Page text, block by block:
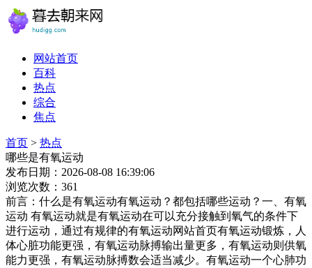
网站首页
百科
热点
综合
焦点
首页 > 热点
哪些是有氧运动
发布日期：2026-08-08 16:39:06
浏览次数：361
前言：什么是有氧运动有氧运动？都包括哪些运动？一、有氧
运动 有氧运动就是有氧运动在可以充分接触到氧气的条件下
进行运动，通过有规律的有氧运动网站首页有氧运动锻炼，人
体心脏功能更强，有氧运动脉搏输出量更多，有氧运动则供氧
能力更强，有氧运动脉搏数会适当减少。有氧运动一个心肺功